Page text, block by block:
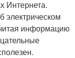
Интернета.
электрическом
информацию